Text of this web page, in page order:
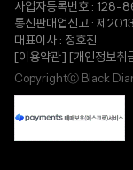
사업자등록번호 :
통신판매업신고 : 제
대표이사 : 정호진
[이용약관] [개인정보취
Copyrightⓒ Black